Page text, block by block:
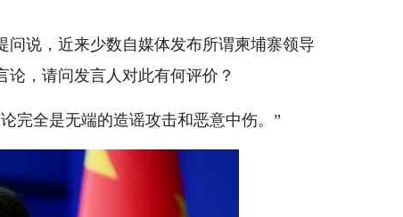
说，近来少数自媒体发布所谓柬埔寨领导
，请问发言人对此有何评价？
完全是无端的造谣攻击和恶意中伤。”